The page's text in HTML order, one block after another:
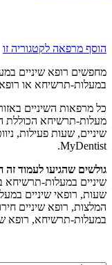
מרפאה לקטגוריה זו
תרשיחא או רופא
השיניים באזור
תרשיחא הכוללת
שעות פעילות, ניווט
שהגיעו לעמוד זה
רופאי שיניים
רופא שיניים חירום
תרשיחא, רופא